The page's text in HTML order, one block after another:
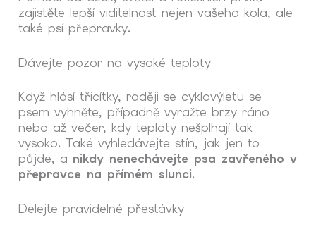
zajistěte lepší viditelnost nejen vašeho kola, ale
také psí přepravky.
Dávejte pozor na vysoké teploty
Když hlásí třicítky, raději se cyklovýletu se
psem vyhněte, případně vyražte brzy ráno
nebo až večer, kdy teploty nešplhají tak
vysoko. Také vyhledávejte stín, jak jen to
půjde, a nikdy nenechávejte psa zavřeného v
přepravce na přímém slunci.
Delejte pravidelné přestávky